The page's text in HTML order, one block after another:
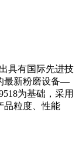
具有国际先进技
最新粉磨设备—
为基础，采用
品粒度、性能